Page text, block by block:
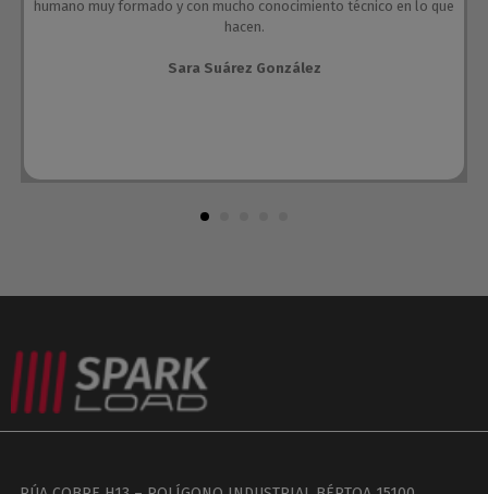
humano muy formado y con mucho conocimiento técnico en lo que
hacen.
Sara Suárez González